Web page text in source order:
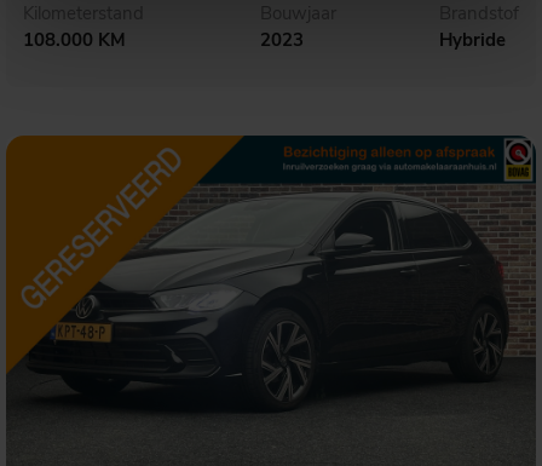
Kilometerstand
108.000 KM
Bouwjaar
2023
Brandstof
Hybride